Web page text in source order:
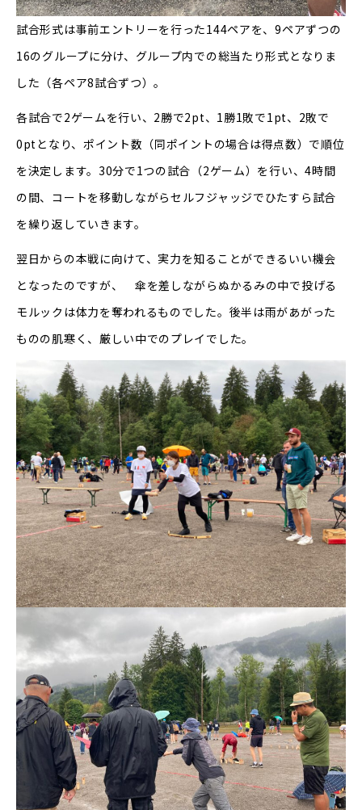
試合形式は事前エントリーを行った144ペアを、9ペアずつの
16のグループに分け、グループ内での総当たり形式となりま
した（各ペア8試合ずつ）。
各試合で2ゲームを行い、2勝で2pt、1勝1敗で1pt、2敗で
0ptとなり、ポイント数（同ポイントの場合は得点数）で順位
を決定します。30分で1つの試合（2ゲーム）を行い、4時間
の間、コートを移動しながらセルフジャッジでひたすら試合
を繰り返していきます。
翌日からの本戦に向けて、実力を知ることができるいい機会
となったのですが、 傘を差しながらぬかるみの中で投げる
モルックは体力を奪われるものでした。後半は雨があがった
ものの肌寒く、厳しい中でのプレイでした。